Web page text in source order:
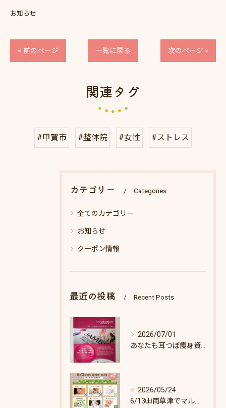
お知らせ
< 前のページ 一覧に戻る 次のページ >
関連タグ
#甲賀市 #整体院 #女性 #ストレス
カテゴリー Categories
全てのカテゴリー
お知らせ
クーポン情報
最近の投稿 Recent Posts
2026/07/01
2026/05/24